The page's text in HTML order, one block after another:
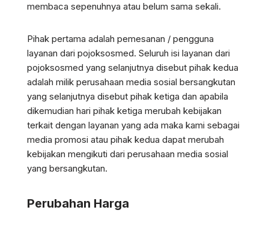
membaca sepenuhnya atau belum sama sekali.
Pihak pertama adalah pemesanan / pengguna
layanan dari pojoksosmed. Seluruh isi layanan dari
pojoksosmed yang selanjutnya disebut pihak kedua
adalah milik perusahaan media sosial bersangkutan
yang selanjutnya disebut pihak ketiga dan apabila
dikemudian hari pihak ketiga merubah kebijakan
terkait dengan layanan yang ada maka kami sebagai
media promosi atau pihak kedua dapat merubah
kebijakan mengikuti dari perusahaan media sosial
yang bersangkutan.
Perubahan Harga